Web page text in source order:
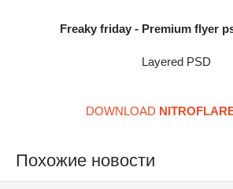
Freaky friday - Premium flyer
Layered PSD
DOWNLOAD
Похожие новости